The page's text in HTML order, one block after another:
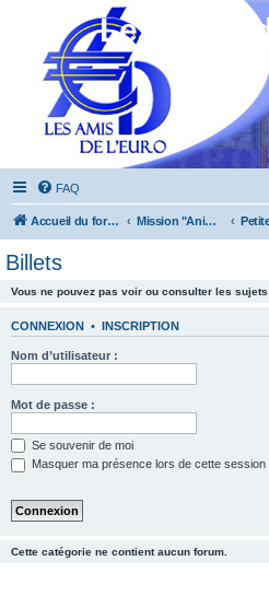
Les Amis
FAQ
Accueil du forum Mission "Animation"
Billets
Vous ne pouvez pas voir ou consulter les sujets
CONNEXION • INSCRIPTION
Nom d’utilisateur :
Mot de passe :
Se souvenir de moi
Masquer ma présence lors de cette session
Cette catégorie ne contient aucun forum.